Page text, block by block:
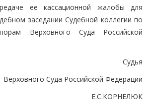
ее кассационной жалобы для
заседании Судебной коллегии по
Верховного Суда Российской
Судья
Верховного Суда Российской Федерации
Е.С.КОРНЕЛЮК